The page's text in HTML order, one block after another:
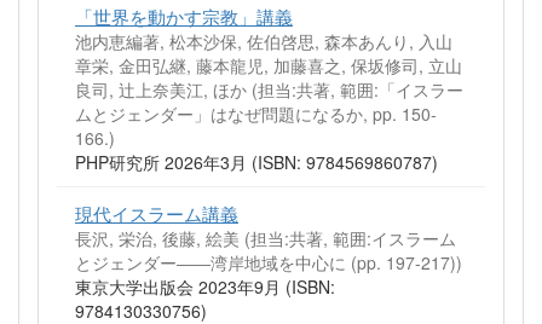
「世界を動かす宗教」講義
池内恵編著, 松本沙保, 佐伯啓思, 森本あんり, 入山
章栄, 金田弘継, 藤本龍児, 加藤喜之, 保坂修司, 立山
良司, 辻上奈美江, ほか (担当:共著, 範囲:「イスラー
ムとジェンダー」はなぜ問題になるか, pp. 150-
166.)
PHP研究所 2026年3月 (ISBN: 9784569860787)
現代イスラーム講義
長沢, 栄治, 後藤, 絵美 (担当:共著, 範囲:イスラーム
とジェンダー――湾岸地域を中心に (pp. 197-217))
東京大学出版会 2023年9月 (ISBN:
9784130330756)